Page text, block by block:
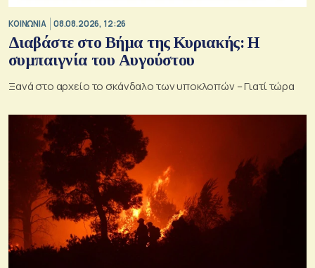
ΚΟΙΝΩΝΙΑ 08.08.2026, 12:26
Διαβάστε στο Βήμα της Κυριακής: Η
συμπαιγνία του Αυγούστου
Ξανά στο αρχείο το σκάνδαλο των υποκλοπών – Γιατί τώρα